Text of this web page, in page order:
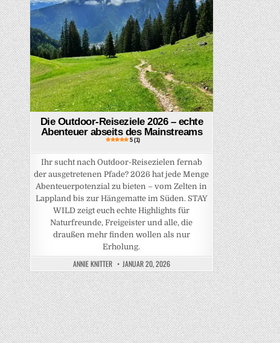
Posted in
Die Outdoor-Reiseziele 2026 – echte
Abenteuer abseits des Mainstreams
5 (1)
Ihr sucht nach Outdoor-Reisezielen fernab
der ausgetretenen Pfade? 2026 hat jede Menge
Abenteuerpotenzial zu bieten – vom Zelten in
Lappland bis zur Hängematte im Süden. STAY
WILD zeigt euch echte Highlights für
Naturfreunde, Freigeister und alle, die
draußen mehr finden wollen als nur
Erholung.
ANNIE KNITTER JANUAR 20, 2026